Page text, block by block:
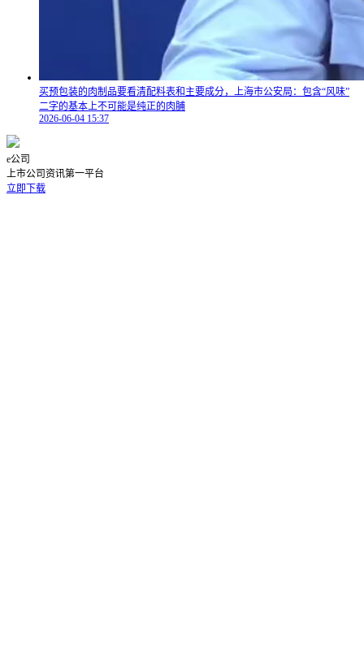
买预包装的肉制品要看清配料表和主要成分，上海市公安局：包含“风味”
二字的基本上不可能是纯正的肉脯
2026-06-04 15:37
e公司
上市公司资讯第一平台
立即下载